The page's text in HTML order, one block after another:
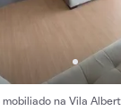
na Vila